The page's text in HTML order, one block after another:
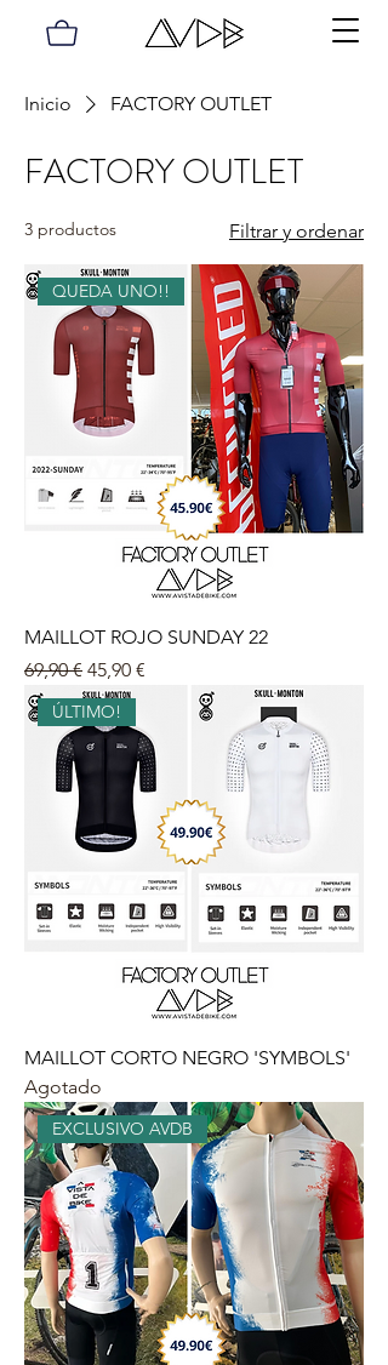
Inicio FACTORY OUTLET
FACTORY OUTLET
3 productos Filtrar y ordenar
QUEDA UNO!!
MAILLOT ROJO SUNDAY 22
Precio
69,90 € Precio de oferta
45,90 €
ÚLTIMO!
MAILLOT CORTO NEGRO 'SYMBOLS'
Agotado
EXCLUSIVO AVDB